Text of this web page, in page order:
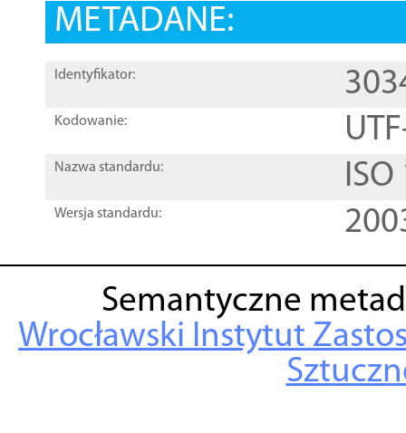
METADANE:
Identyfikator:
Kodowanie:
Nazwa standardu:
Wersja standardu:
Semantyczne
Wrocławski Instytut